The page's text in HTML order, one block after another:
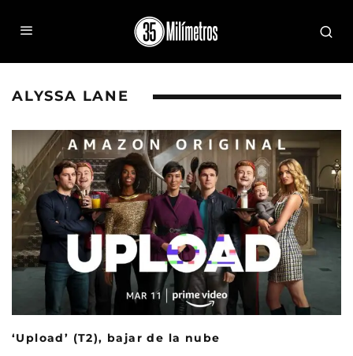
ALYSSA LANE
‘Upload’ (T2), bajar de la nube